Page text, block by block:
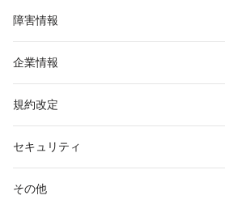
障害情報
企業情報
規約改定
セキュリティ
その他